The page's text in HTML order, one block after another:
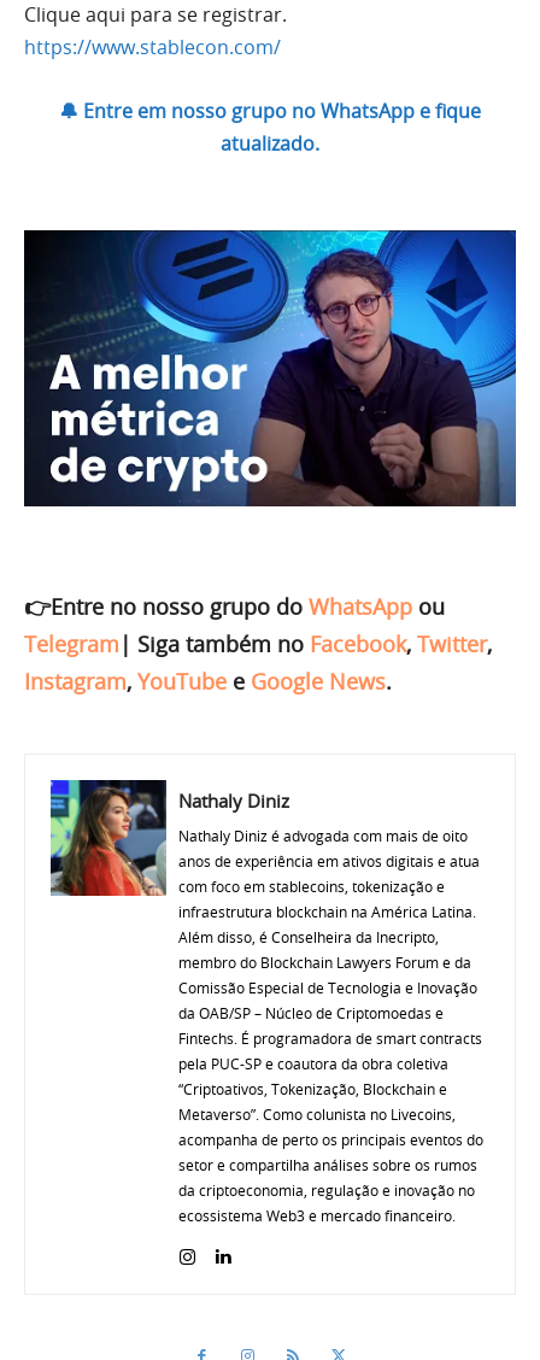
Clique aqui para se registrar.
https://www.stablecon.com/
🔔 Entre em nosso grupo no WhatsApp e fique
atualizado.
👉Entre no nosso grupo do WhatsApp ou
Telegram | Siga também no Facebook, Twitter,
Instagram, YouTube e Google News.
Nathaly Diniz
Nathaly Diniz é advogada com mais de oito
anos de experiência em ativos digitais e atua
com foco em stablecoins, tokenização e
infraestrutura blockchain na América Latina.
Além disso, é Conselheira da Inecripto,
membro do Blockchain Lawyers Forum e da
Comissão Especial de Tecnologia e Inovação
da OAB/SP – Núcleo de Criptomoedas e
Fintechs. É programadora de smart contracts
pela PUC-SP e coautora da obra coletiva
“Criptoativos, Tokenização, Blockchain e
Metaverso”. Como colunista no Livecoins,
acompanha de perto os principais eventos do
setor e compartilha análises sobre os rumos
da criptoeconomia, regulação e inovação no
ecossistema Web3 e mercado financeiro.